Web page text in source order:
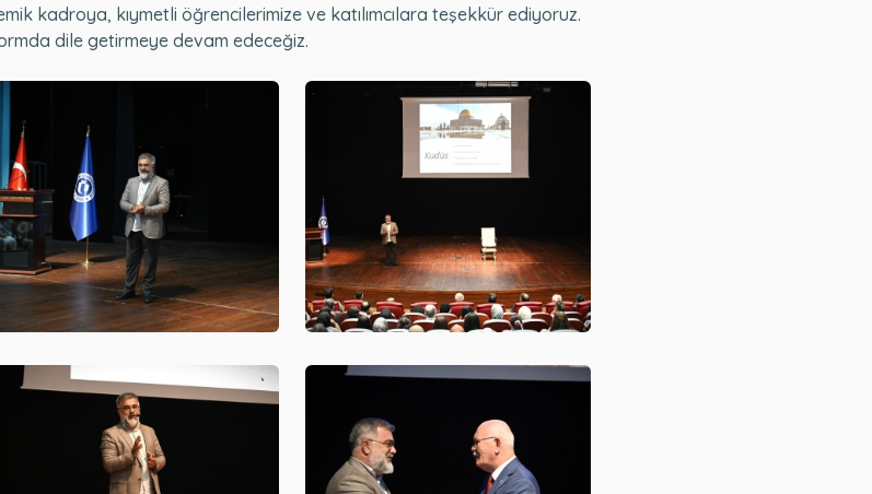
kadroya, kıymetli öğrencilerimize ve katılımcılara teşekkür ediyoruz.
dile getirmeye devam edeceğiz.